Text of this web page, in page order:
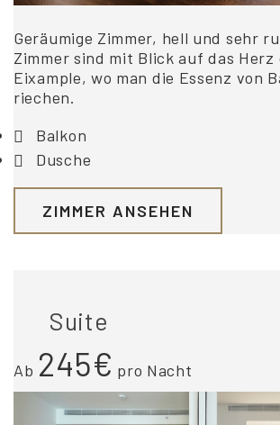
Geräumige Zimmer, hell und sehr
Zimmer sind mit Blick auf das
Eixample, wo man die Essenz von
riechen.
Balkon
Dusche
ZIMMER ANSEHEN
Suite
Ab 245€ pro Nacht